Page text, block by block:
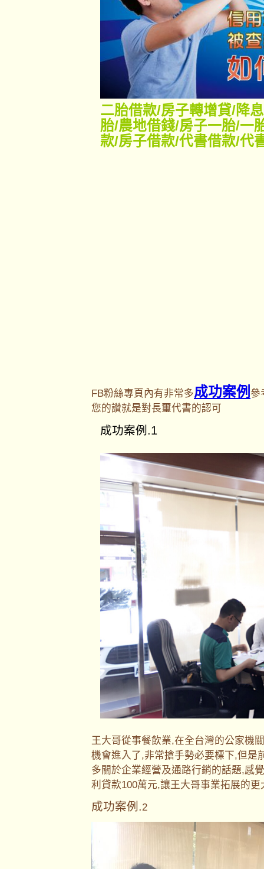
二胎借款/房子轉增貸/降
胎/農地借錢/房子一胎/一
款/房子借款/代書借款/代
FB粉絲專頁內有非常多成功案例 參
您的讚就是對長璽代書的認可
成功案例.1
王大哥從事餐飲業,在全台灣的公家機
機會進入了,非常搶手勢必要標下,但是
多關於企業經營及通路行銷的話題,感
利貸款100萬元,讓王大哥事業拓展的
成功案例.2